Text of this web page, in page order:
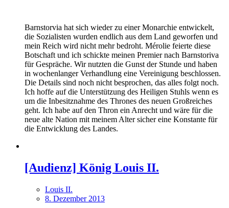
Barnstorvia hat sich wieder zu einer Monarchie entwickelt,
die Sozialisten wurden endlich aus dem Land geworfen und
mein Reich wird nicht mehr bedroht. Mérolie feierte diese
Botschaft und ich schickte meinen Premier nach Barnstoriva
für Gespräche. Wir nutzten die Gunst der Stunde und haben
in wochenlanger Verhandlung eine Vereinigung beschlossen.
Die Details sind noch nicht besprochen, das alles folgt noch.
Ich hoffe auf die Unterstützung des Heiligen Stuhls wenn es
um die Inbesitznahme des Thrones des neuen Großreiches
geht. Ich habe auf den Thron ein Anrecht und wäre für die
neue alte Nation mit meinem Alter sicher eine Konstante für
die Entwicklung des Landes.
[Audienz] König Louis II.
Louis II.
8. Dezember 2013